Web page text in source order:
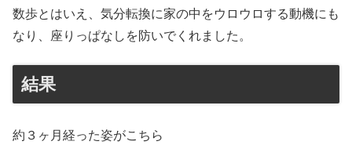
数歩とはいえ、気分転換に家の中をウロウロする動機にも
なり、座りっぱなしを防いでくれました。
結果
約３ヶ月経った姿がこちら